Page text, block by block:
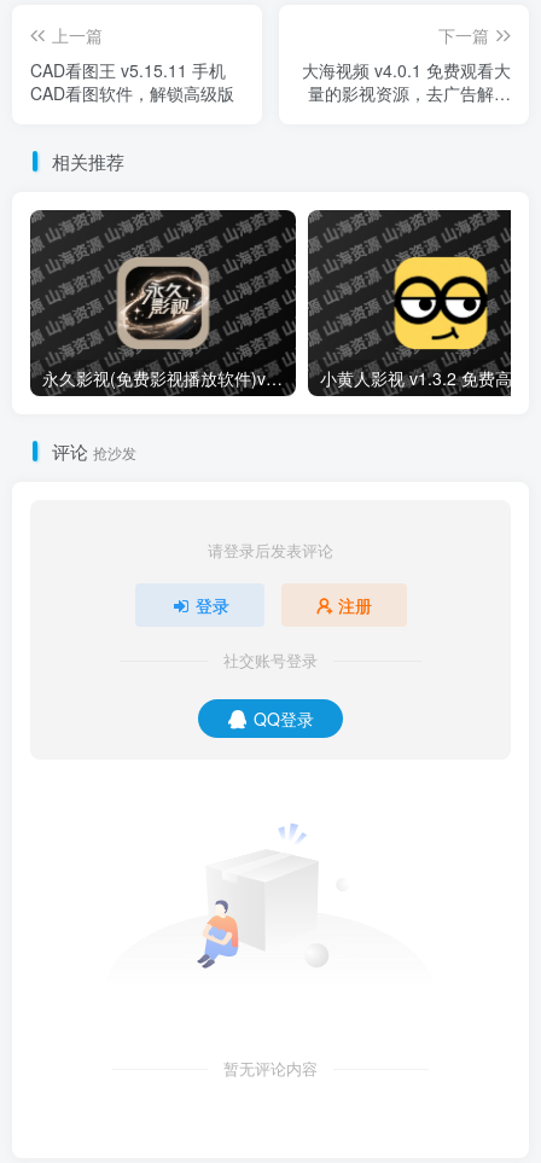
上一篇
CAD看图王 v5.15.11 手机
CAD看图软件，解锁高级版
下一篇
大海视频 v4.0.1 免费观看大
量的影视资源，去广告解锁
相关推荐
永久影视(免费影视播放软件)v1.1.8 解锁去广告纯净版
评论 抢沙发
请登录后发表评论
登录 注册
社交账号登录
QQ登录
暂无评论内容